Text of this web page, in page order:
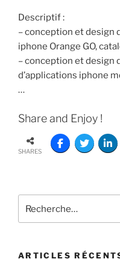
Descriptif :
– conception et design
iphone Orange GO,
– conception et design
d’applications iphone
…
Share and Enjoy !
SHARES
ARTICLES